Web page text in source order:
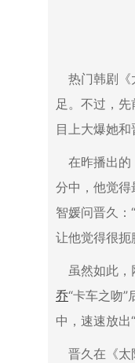
热门韩剧《
足。不过，
目上大爆她
在昨播出
分中，他觉得
智媛问晋久：
让他觉得很扼
虽然如此
乔“卡车之吻”
中，速速放出
晋久在《太